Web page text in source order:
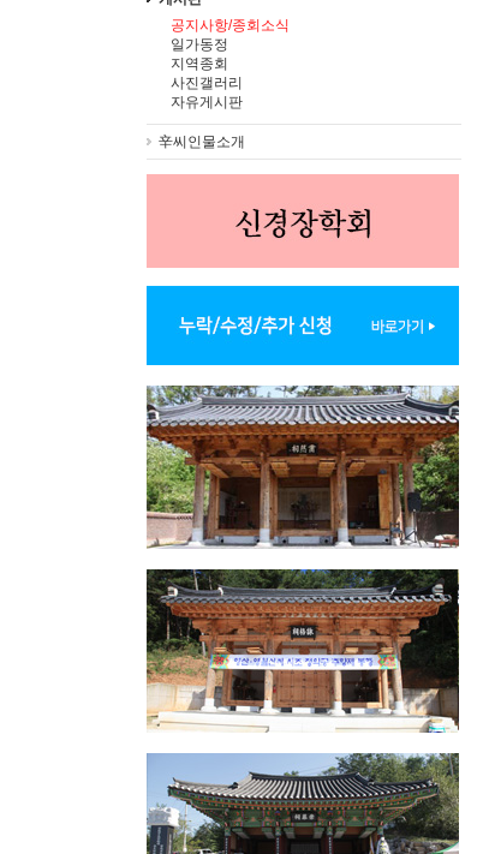
공지사항/종회소식
일가동정
지역종회
사진갤러리
자유게시판
辛씨인물소개